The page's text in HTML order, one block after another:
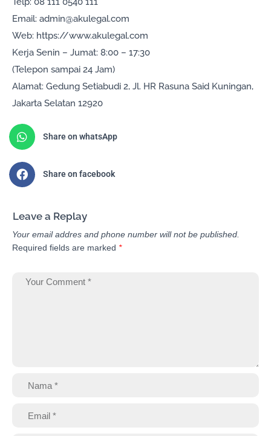
Email: admin@akulegal.com
Web: https://www.akulegal.com
Kerja Senin – Jumat: 8:00 – 17:30
(Telepon sampai 24 Jam)
Alamat: Gedung Setiabudi 2, Jl. HR Rasuna Said Kuningan,
Jakarta Selatan 12920
Share on whatsApp
Share on facebook
Leave a Replay
Your email addres and phone number will not be published.
Required fields are marked *